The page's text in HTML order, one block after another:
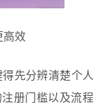
高效
先分辨清楚个人
册门槛以及流程